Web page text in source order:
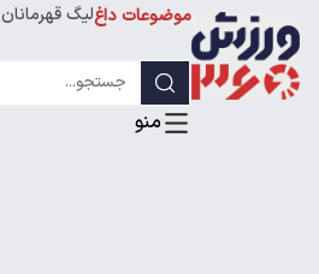
موضوعات داغلیگ قهرمانان